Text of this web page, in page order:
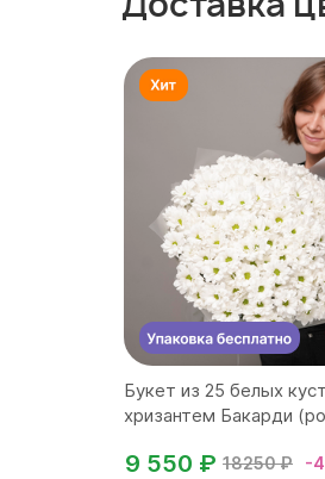
Букет из 25 белых
хризантем Бакарди
18250 ₽ -
9 550 ₽